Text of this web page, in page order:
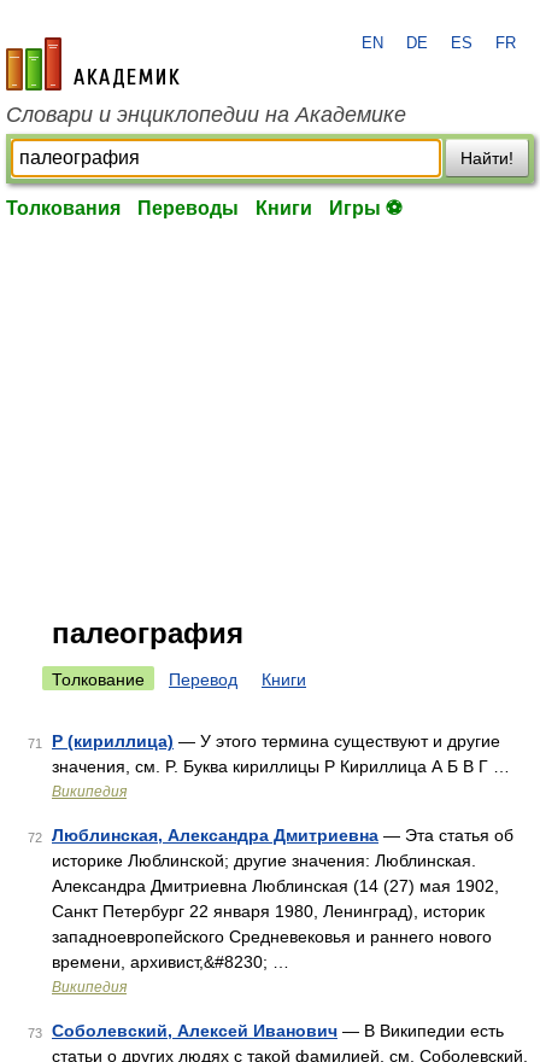
academic.ru
EN DE ES FR
Словари и энциклопедии на Академике
Найти!
Толкования Переводы Книги Игры ⚽
палеография
Толкование Перевод Книги
71 Р (кириллица) — У этого термина существуют и другие
значения, см. P. Буква кириллицы Р Кириллица А Б В Г …
Википедия
72 Люблинская, Александра Дмитриевна — Эта статья об
историке Люблинской; другие значения: Люблинская.
Александра Дмитриевна Люблинская (14 (27) мая 1902,
Санкт Петербург 22 января 1980, Ленинград), историк
западноевропейского Средневековья и раннего нового
времени, архивист,&#8230; …
Википедия
73 Соболевский, Алексей Иванович — В Википедии есть
статьи о других людях с такой фамилией, см. Соболевский.